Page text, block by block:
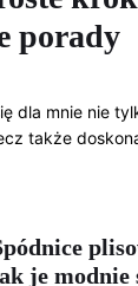
porady
dla mnie nie
także
je modnie